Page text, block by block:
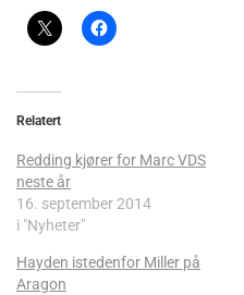
Relatert
Redding kjører for Marc VDS
neste år
16. september 2014
i "Nyheter"
Hayden istedenfor Miller på
Aragon